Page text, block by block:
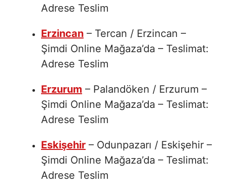
Adrese Teslim
Erzincan – Tercan / Erzincan –
Şimdi Online Mağaza’da – Teslimat:
Adrese Teslim
Erzurum – Palandöken / Erzurum –
Şimdi Online Mağaza’da – Teslimat:
Adrese Teslim
Eskişehir – Odunpazarı / Eskişehir –
Şimdi Online Mağaza’da – Teslimat:
Adrese Teslim